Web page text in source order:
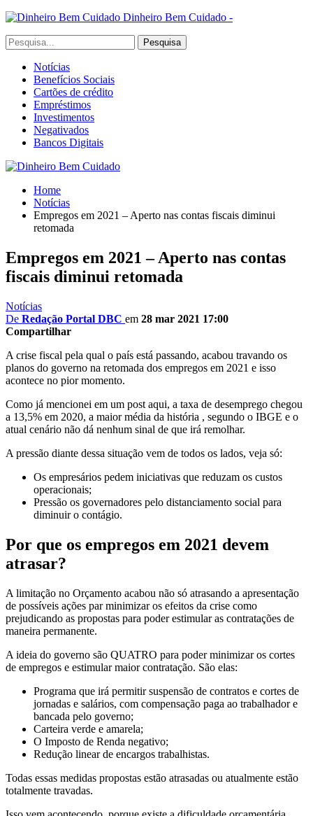
Dinheiro Bem Cuidado -
Notícias
Benefícios Sociais
Cartões de crédito
Empréstimos
Investimentos
Negativados
Bancos Digitais
Home
Notícias
Empregos em 2021 – Aperto nas contas fiscais diminui
retomada
Empregos em 2021 – Aperto nas contas
fiscais diminui retomada
Notícias
De Redação Portal DBC em 28 mar 2021 17:00
Compartilhar
A crise fiscal pela qual o país está passando, acabou travando os
planos do governo na retomada dos empregos em 2021 e isso
acontece no pior momento.
Como já mencionei em um post aqui, a taxa de desemprego chegou
a 13,5% em 2020, a maior média da história , segundo o IBGE e o
atual cenário não dá nenhum sinal de que irá remolhar.
A pressão diante dessa situação vem de todos os lados, veja só:
Os empresários pedem iniciativas que reduzam os custos
operacionais;
Pressão os governadores pelo distanciamento social para
diminuir o contágio.
Por que os empregos em 2021 devem
atrasar?
A limitação no Orçamento acabou não só atrasando a apresentação
de possíveis ações par minimizar os efeitos da crise como
prejudicando as propostas para poder estimular as contratações de
maneira permanente.
A ideia do governo são QUATRO para poder minimizar os cortes
de empregos e estimular maior contratação. São elas:
Programa que irá permitir suspensão de contratos e cortes de
jornadas e salários, com compensação paga ao trabalhador e
bancada pelo governo;
Carteira verde e amarela;
O Imposto de Renda negativo;
Redução linear de encargos trabalhistas.
Todas essas medidas propostas estão atrasadas ou atualmente estão
totalmente travadas.